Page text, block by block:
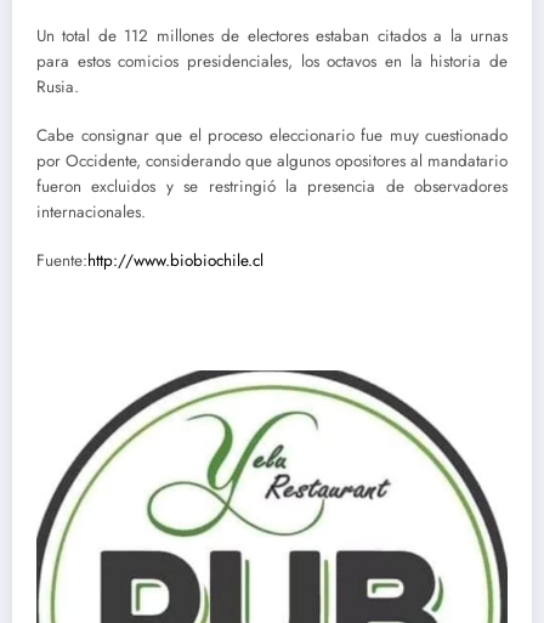
Un total de 112 millones de electores estaban citados a la urnas
para estos comicios presidenciales, los octavos en la historia de
Rusia.
Cabe consignar que el proceso eleccionario fue muy cuestionado
por Occidente, considerando que algunos opositores al mandatario
fueron excluidos y se restringió la presencia de observadores
internacionales.
Fuente:http://www.biobiochile.cl